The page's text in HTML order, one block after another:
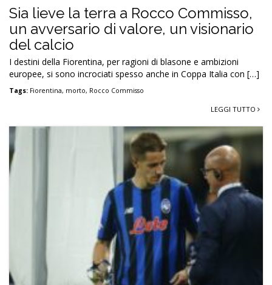
Sia lieve la terra a Rocco Commisso,
un avversario di valore, un visionario
del calcio
I destini della Fiorentina, per ragioni di blasone e ambizioni
europee, si sono incrociati spesso anche in Coppa Italia con […]
Tags: Fiorentina, morto, Rocco Commisso
LEGGI TUTTO